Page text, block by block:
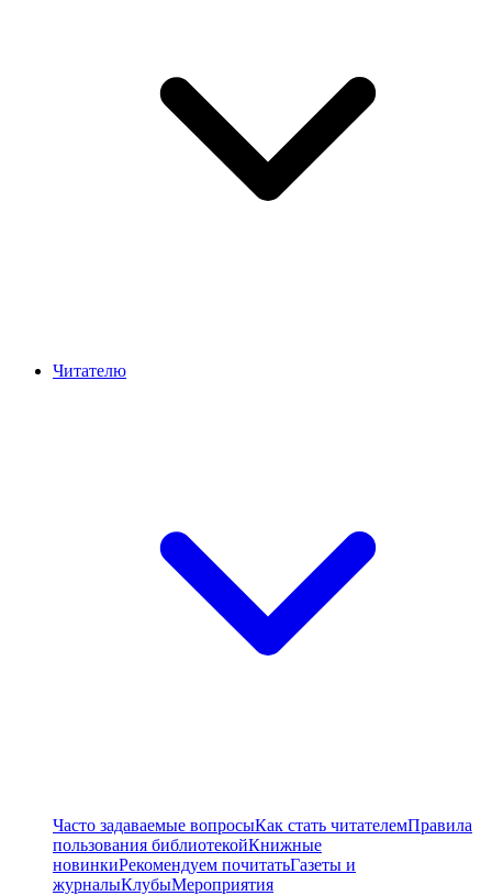
Читателю
Часто задаваемые вопросыКак стать читателемПравила
пользования библиотекойКнижные
новинкиРекомендуем почитатьГазеты и
журналыКлубыМероприятия